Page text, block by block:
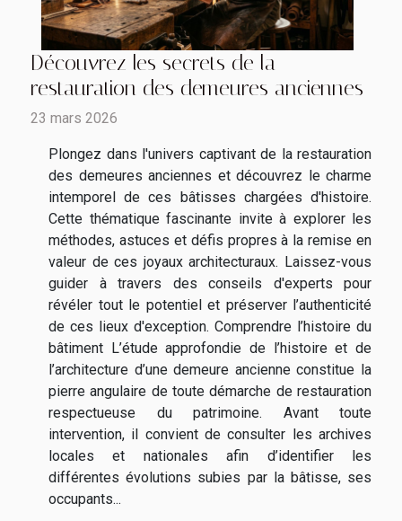
Découvrez les secrets de la
restauration des demeures anciennes
23 mars 2026
Plongez dans l'univers captivant de la restauration
des demeures anciennes et découvrez le charme
intemporel de ces bâtisses chargées d'histoire.
Cette thématique fascinante invite à explorer les
méthodes, astuces et défis propres à la remise en
valeur de ces joyaux architecturaux. Laissez-vous
guider à travers des conseils d'experts pour
révéler tout le potentiel et préserver l’authenticité
de ces lieux d'exception. Comprendre l’histoire du
bâtiment L’étude approfondie de l’histoire et de
l’architecture d’une demeure ancienne constitue la
pierre angulaire de toute démarche de restauration
respectueuse du patrimoine. Avant toute
intervention, il convient de consulter les archives
locales et nationales afin d’identifier les
différentes évolutions subies par la bâtisse, ses
occupants...